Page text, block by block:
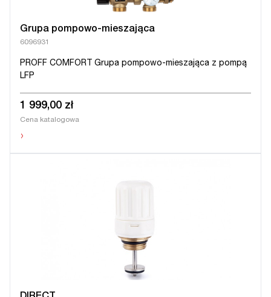
Grupa pompowo-mieszająca
6096931
PROFF COMFORT Grupa pompowo-mieszająca z pompą
LFP
1 999,00 zł
Cena katalogowa
›